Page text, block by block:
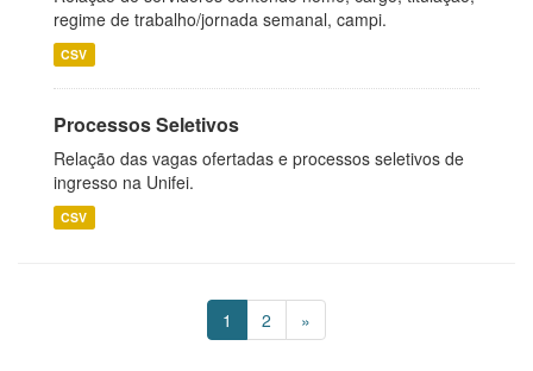
regime de trabalho/jornada semanal, campi.
CSV
Processos Seletivos
Relação das vagas ofertadas e processos seletivos de
ingresso na Unifei.
CSV
1 2 »